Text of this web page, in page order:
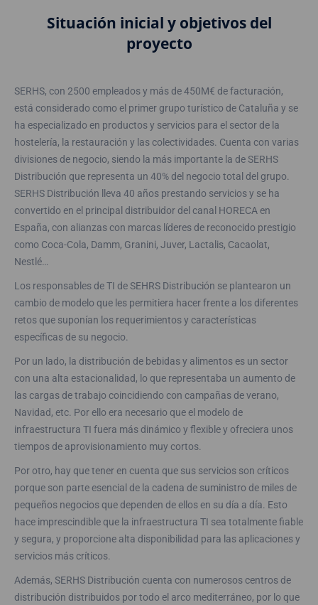
Situación inicial y objetivos del
proyecto
SERHS, con 2500 empleados y más de 450M€ de facturación,
está considerado como el primer grupo turístico de Cataluña y se
ha especializado en productos y servicios para el sector de la
hostelería, la restauración y las colectividades. Cuenta con varias
divisiones de negocio, siendo la más importante la de SERHS
Distribución que representa un 40% del negocio total del grupo.
SERHS Distribución lleva 40 años prestando servicios y se ha
convertido en el principal distribuidor del canal HORECA en
España, con alianzas con marcas líderes de reconocido prestigio
como Coca-Cola, Damm, Granini, Juver, Lactalis, Cacaolat,
Nestlé…
Los responsables de TI de SEHRS Distribución se plantearon un
cambio de modelo que les permitiera hacer frente a los diferentes
retos que suponían los requerimientos y características
específicas de su negocio.
Por un lado, la distribución de bebidas y alimentos es un sector
con una alta estacionalidad, lo que representaba un aumento de
las cargas de trabajo coincidiendo con campañas de verano,
Navidad, etc. Por ello era necesario que el modelo de
infraestructura TI fuera más dinámico y flexible y ofreciera unos
tiempos de aprovisionamiento muy cortos.
Por otro, hay que tener en cuenta que sus servicios son críticos
porque son parte esencial de la cadena de suministro de miles de
pequeños negocios que dependen de ellos en su día a día. Esto
hace imprescindible que la infraestructura TI sea totalmente fiable
y segura, y proporcione alta disponibilidad para las aplicaciones y
servicios más críticos.
Además, SERHS Distribución cuenta con numerosos centros de
distribución distribuidos por todo el arco mediterráneo, por lo que